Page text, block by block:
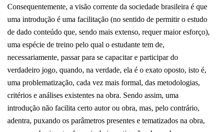
Consequentemente, a visão corrente da sociedade brasileira é que
uma introdução é uma facilitação (no sentido de permitir o estudo
de dado conteúdo que, sendo mais extenso, requer maior esforço),
uma espécie de treino pelo qual o estudante tem de,
necessariamente, passar para se capacitar e participar do
verdadeiro jogo, quando, na verdade, ela é o exato oposto, isto é,
uma problematização, cada vez mais formal, das metodologias,
critérios e análises existentes na obra. Sendo assim, uma
introdução não facilita certo autor ou obra, mas, pelo contrário,
adentra, puxando os parâmetros presentes e tematizados na obra,